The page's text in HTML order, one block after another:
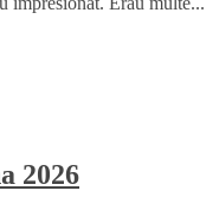
2026